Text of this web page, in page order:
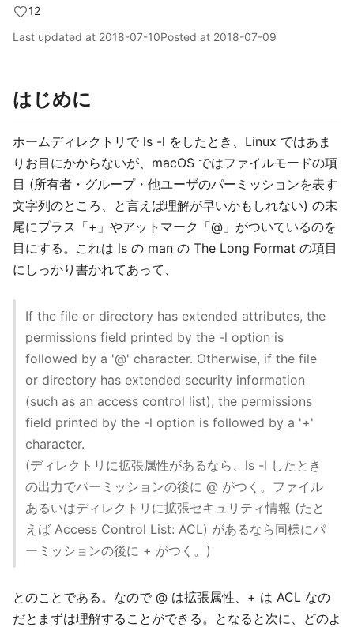
12
Last updated at 2018-07-10Posted at 2018-07-09
はじめに
ホームディレクトリで ls -l をしたとき、Linux ではあま
りお目にかからないが、macOS ではファイルモードの項
目 (所有者・グループ・他ユーザのパーミッションを表す
文字列のところ、と言えば理解が早いかもしれない) の末
尾にプラス「+」やアットマーク「@」がついているのを
目にする。これは ls の man の The Long Format の項目
にしっかり書かれてあって、
If the file or directory has extended attributes, the
permissions field printed by the -l option is
followed by a '@' character. Otherwise, if the file
or directory has extended security information
(such as an access control list), the permissions
field printed by the -l option is followed by a '+'
character.
(ディレクトリに拡張属性があるなら、ls -l したとき
の出力でパーミッションの後に @ がつく。ファイル
あるいはディレクトリに拡張セキュリティ情報 (たと
えば Access Control List: ACL) があるなら同様にパ
ーミッションの後に + がつく。)
とのことである。なので @ は拡張属性、+ は ACL なの
だとまずは理解することができる。となると次に、どのよ